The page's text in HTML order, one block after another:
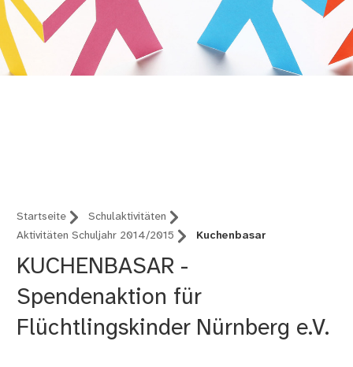
Startseite
Schulaktivitäten
Aktivitäten Schuljahr 2014/2015
Kuchenbasar
KUCHENBASAR -
Spendenaktion für
Flüchtlingskinder Nürnberg e.V.